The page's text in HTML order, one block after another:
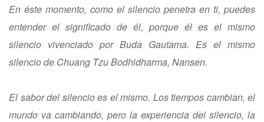
En éste momento, como el silencio penetra en ti, puedes
entender el significado de él, porque él es el mismo
silencio vivenciado por Buda Gautama. Es el mismo
silencio de Chuang Tzu Bodhidharma, Nansen.
El sabor del silencio es el mismo. Los tiempos cambian, el
mundo va cambiando, pero la experiencia del silencio, la